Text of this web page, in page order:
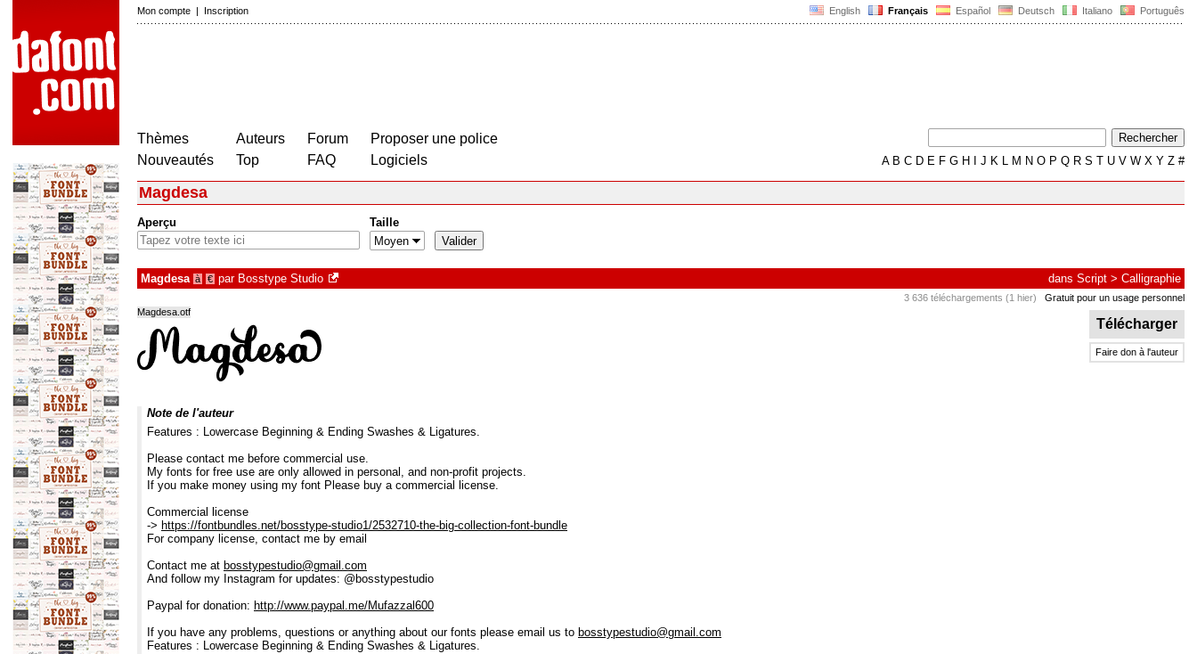
English Français Español Deutsch Italiano Português
Mon compte | Inscription
Thèmes
Nouveautés
Auteurs
Top
Forum
FAQ
Proposer une police
Logiciels
AB C D E F G H J K L M N O P Q R S T U V W X Y Z #
Magdesa
Aperçu Taille
Magdesa à € par Bosstype Studio dans Script > Calligraphie
3 636 téléchargements (1 hier) Gratuit pour un usage personnel
Télécharger
Faire don à l'auteur
Magdesa.otf
Note de l'auteur
Features : Lowercase Beginning & Ending Swashes & Ligatures.
Please contact me before commercial use.
My fonts for free use are only allowed in personal, and non-profit projects.
If you make money using my font Please buy a commercial license.
Commercial license
-> https://fontbundles.net/bosstype-studio1/2532710-the-big-collection-font-bundle
For company license, contact me by email
Contact me at bosstypestudio@gmail.com
And follow my Instagram for updates: @bosstypestudio
Paypal for donation: http://www.paypal.me/Mufazzal600
If you have any problems, questions or anything about our fonts please email us to bosstypestudio@gmail.com
Features : Lowercase Beginning & Ending Swashes & Ligatures.